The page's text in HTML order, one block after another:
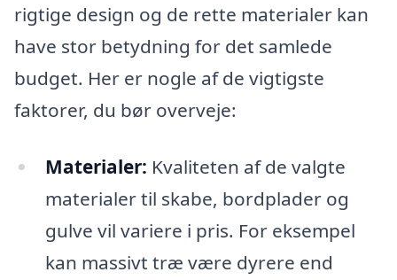
rigtige design og de rette materialer kan
have stor betydning for det samlede
budget. Her er nogle af de vigtigste
faktorer, du bør overveje:
Materialer: Kvaliteten af de valgte
materialer til skabe, bordplader og
gulve vil variere i pris. For eksempel
kan massivt træ være dyrere end